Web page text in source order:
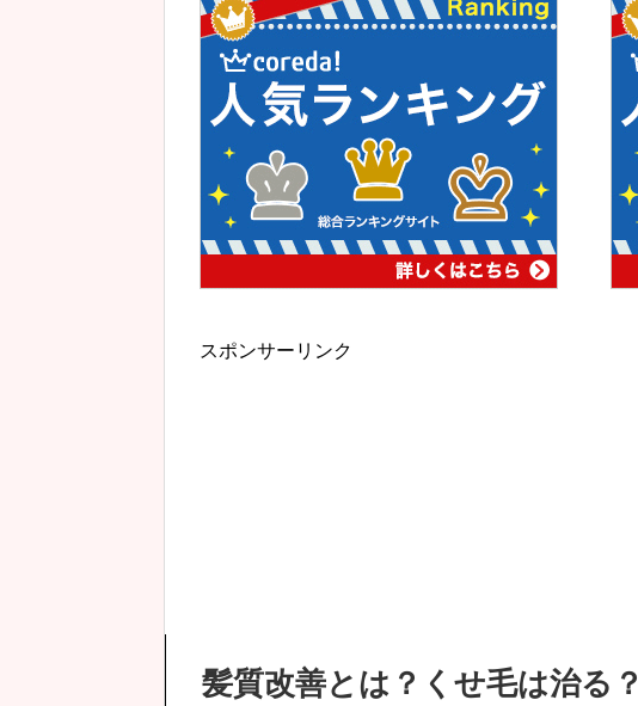
スポンサーリンク
髪質改善とは？くせ毛は治る？